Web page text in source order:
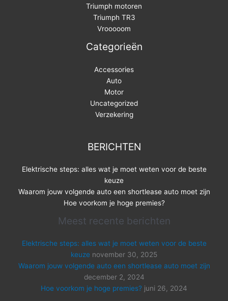
Triumph motoren
Triumph TR3
Vrooooom
Categorieën
Accessories
Auto
Motor
Uncategorized
Verzekering
BERICHTEN
Elektrische steps: alles wat je moet weten voor de beste
keuze
Waarom jouw volgende auto een shortlease auto moet zijn
Hoe voorkom je hoge premies?
Meest recente berichten
Elektrische steps: alles wat je moet weten voor de beste
keuze november 30, 2025
Waarom jouw volgende auto een shortlease auto moet zijn
december 2, 2024
Hoe voorkom je hoge premies? juni 26, 2024